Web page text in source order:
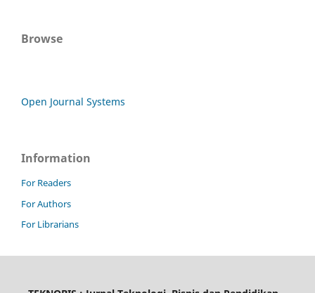
Browse
Open Journal Systems
Information
For Readers
For Authors
For Librarians